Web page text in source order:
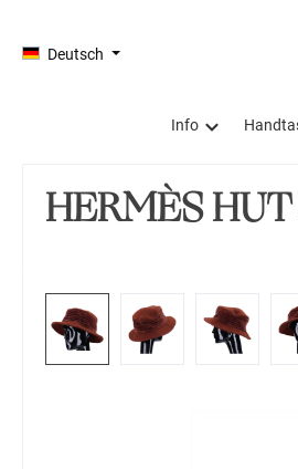
Deutsch
Info
HERMÈS
Bildergalerie überspringen